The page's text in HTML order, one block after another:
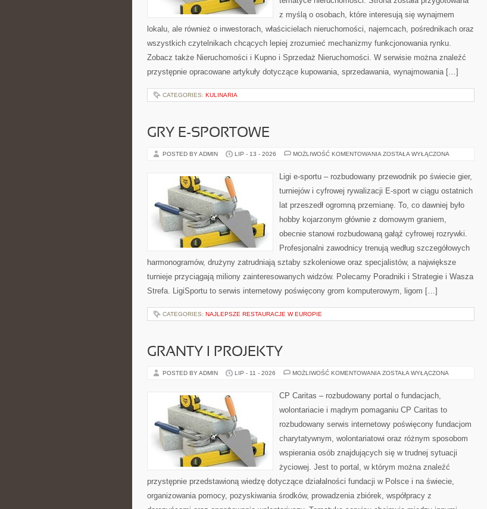
z myślą o osobach, które interesują się wynajmem
lokalu, ale również o inwestorach, właścicielach nieruchomości, najemcach, pośrednikach oraz
wszystkich czytelnikach chcących lepiej zrozumieć mechanizmy funkcjonowania rynku.
Zobacz także Nieruchomości i Kupno i Sprzedaż Nieruchomości. W serwisie można znaleźć
przystępnie opracowane artykuły dotyczące kupowania, sprzedawania, wynajmowania […]
CATEGORIES: KULINARIA
GRY E-SPORTOWE
POSTED BY ADMIN LIP - 13 - 2026 MOŻLIWOŚĆ KOMENTOWANIA GRY
ZOSTAŁA WYŁĄCZONA
Ligi e-sportu – rozbudowany przewodnik po świecie gier,
turniejów i cyfrowej rywalizacji E-sport w ciągu ostatnich
lat przeszedł ogromną przemianę. To, co dawniej było
hobby kojarzonym głównie z domowym graniem,
obecnie stanowi rozbudowaną gałąź cyfrowej rozrywki.
Profesjonalni zawodnicy trenują według szczegółowych
harmonogramów, drużyny zatrudniają sztaby szkoleniowe oraz specjalistów, a największe
turnieje przyciągają miliony zainteresowanych widzów. Polecamy Poradniki i Strategie i Wasza
Strefa. LigiSportu to serwis internetowy poświęcony grom komputerowym, ligom […]
CATEGORIES: NAJLEPSZE RESTAURACJE W EUROPIE
GRANTY I PROJEKTY
POSTED BY ADMIN LIP - 11 - 2026 MOŻLIWOŚĆ KOMENTOWANIA GRANTY
ZOSTAŁA WYŁĄCZONA
CP Caritas – rozbudowany portal o fundacjach,
wolontariacie i mądrym pomaganiu CP Caritas to
rozbudowany serwis internetowy poświęcony fundacjom
charytatywnym, wolontariatowi oraz różnym sposobom
wspierania osób znajdujących się w trudnej sytuacji
życiowej. Jest to portal, w którym można znaleźć
przystępnie przedstawioną wiedzę dotyczące działalności fundacji w Polsce i na świecie,
organizowania pomocy, pozyskiwania środków, prowadzenia zbiórek, współpracy z